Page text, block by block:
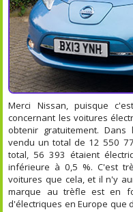
Merci Nissan, puisque
concernant les voitures
obtenir gratuitement.
vendu un total de 12 550
total, 56 393 étaient
inférieure à 0,5 %. C'est
voitures que cela, et il n'y
marque au trèfle est en
d'électriques en Europe que